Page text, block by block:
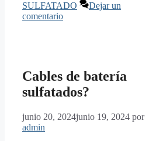
SULFATADO
Dejar un
comentario
Cables de batería
sulfatados?
junio 20, 2024junio 19, 2024 por
admin